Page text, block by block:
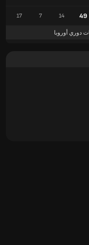
49
14
7
17
دوري أوروبا